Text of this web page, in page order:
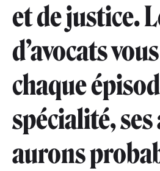
et de justice.
d’avocats
chaque
spécialité,
aurons